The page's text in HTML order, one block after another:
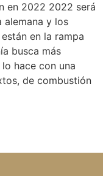
en 2022 2022 será
alemana y los
en la rampa
busca más
hace con una
de combustión